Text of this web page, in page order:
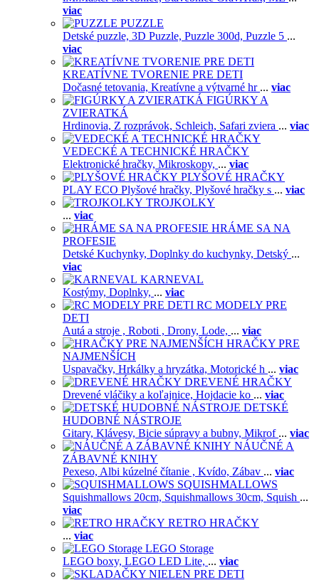
viac
PUZZLE
Detské puzzle, 3D Puzzle, Puzzle 300d, Puzzle 5 ...
viac
KREATÍVNE TVORENIE PRE DETI
Dočasné tetovania, Kreatívne a výtvarné hr ... viac
FIGÚRKY A
ZVIERATKÁ
Hrdinovia, Z rozprávok, Schleich, Safari zviera ... viac
VEDECKÉ A TECHNICKÉ HRAČKY
Elektronické hračky, Mikroskopy, ... viac
PLYŠOVÉ HRAČKY
PLAY ECO Plyšové hračky, Plyšové hračky s ... viac
TROJKOLKY
... viac
HRÁME SA NA
PROFESIE
Detské Kuchynky, Doplnky do kuchynky, Detský ...
viac
KARNEVAL
Kostýmy, Doplnky, ... viac
RC MODELY PRE
DETI
Autá a stroje , Roboti , Drony, Lode, ... viac
HRAČKY PRE
NAJMENŠÍCH
Uspavačky, Hrkálky a hryzátka, Motorické h ... viac
DREVENÉ HRAČKY
Drevené vláčiky a koľajnice, Hojdacie ko ... viac
DETSKÉ
HUDOBNÉ NÁSTROJE
Gitary, Klávesy, Bicie súpravy a bubny, Mikrof ... viac
NÁUČNÉ A
ZÁBAVNÉ KNIHY
Pexeso, Albi kúzelné čítanie , Kvído, Zábav ... viac
SQUISHMALLOWS
Squishmallows 20cm, Squishmallows 30cm, Squish ...
viac
RETRO HRAČKY
... viac
LEGO Storage
LEGO boxy, LEGO LED Lite, ... viac